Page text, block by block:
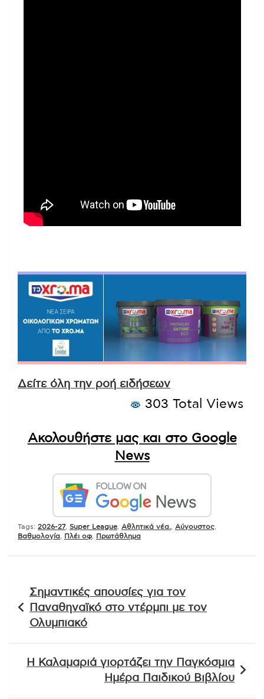
Δείτε όλη την ροή ειδήσεων
303 Total Views
Ακολουθήστε μας και στο Google
News
Tags: 2026-27, Super League Αθλητικά νέα. Αύγουστος
Βαθμολογία
Πλέι οφ Πρωτάθλημα
άρθρων
Σημαντικές απουσίες για τον
Παναθηναϊκό στο ντέρμπι με τον
Ολυμπιακό
Η Καλαμαριά γιορτάζει την Παγκόσμια
Ημέρα Παιδικού Βιβλίου